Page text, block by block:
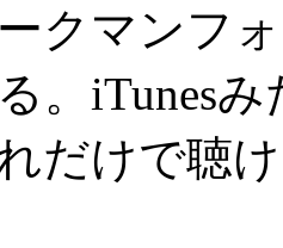
クマンフ
。iTunes
だけで聴